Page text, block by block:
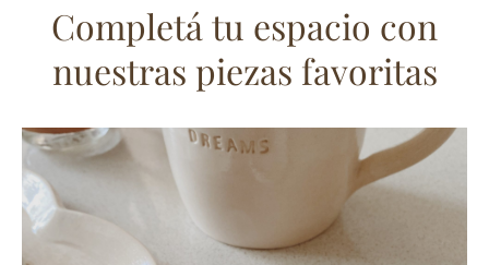
Completá tu espacio con
nuestras piezas favoritas